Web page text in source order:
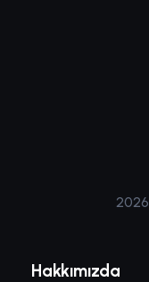
Hakkımızda